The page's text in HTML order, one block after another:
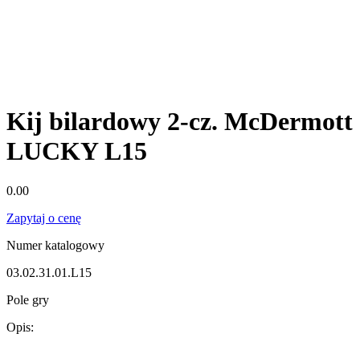
Kij bilardowy 2-cz. McDermott
LUCKY L15
0.00
Zapytaj o cenę
Numer katalogowy
03.02.31.01.L15
Pole gry
Opis: